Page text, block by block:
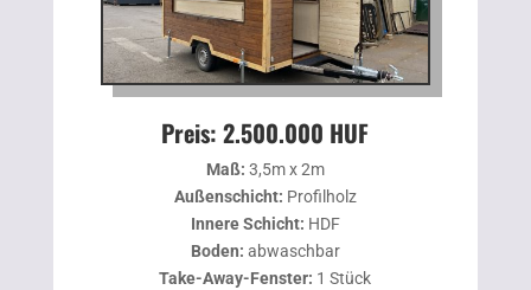
Preis: 2.500.000 HUF
Maß: 3,5m x 2m
Außenschicht: Profilholz
Innere Schicht: HDF
Boden: abwaschbar
Take-Away-Fenster: 1 Stück